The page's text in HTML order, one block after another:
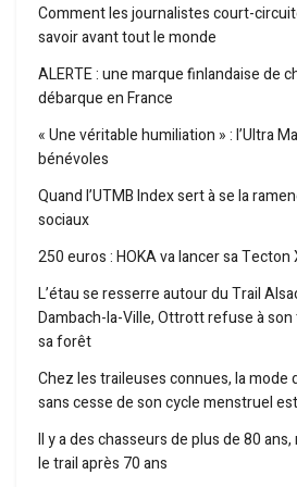
Comment les journalistes court-
savoir avant tout le monde
ALERTE : une marque finlandaise de
débarque en France
« Une véritable humiliation » : l’Ultra
bénévoles
Quand l’UTMB Index sert à se la
sociaux
250 euros : HOKA va lancer sa Tecton
L’étau se resserre autour du Trail
Dambach-la-Ville, Ottrott refuse à
sa forêt
Chez les traileuses connues, la mode
sans cesse de son cycle menstruel
Il y a des chasseurs de plus de 80
le trail après 70 ans